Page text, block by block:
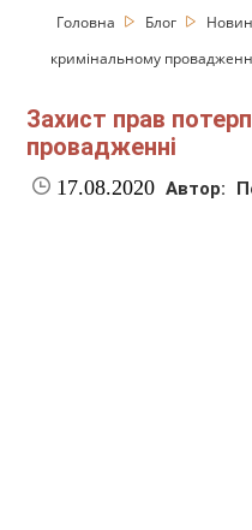
Головна Блог
кримінальному
Захист прав
провадженні
17.08.2020 Автор: